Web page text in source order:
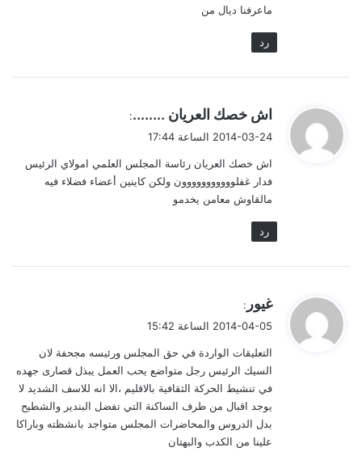
ماعرفنا ديال من
رد
ي
ق
ل
اش خصك العريان ........:
2014-03-24 الساعة 17:44
اش خصك العريان رئاسة المجلس العلمي امولاي الرئيس
فدار غفلووووووووووون ولكن كاينين أعضاء فضلاء فيه
مالقاوش معامن يخدمو
رد
ي
ق
ل
غيور :
2014-04-05 الساعة 15:42
التعليقات الواردة في حق المجلس ورئيسه مجحفة لان
السيك الرئيس رجل متواضع يحب العمل يبذل قصارى جهده
في تنشيط الحركة الثقافية بالاقليم ،الا انه للاسف الشديد لا
يوجد اقبال من طرف الساكنة التي تفضل البندير والشطيح
بدل الدروس والمحاضرات المجلس متواجد بانشظته وباراكا
علينا من الكدب والبهتان